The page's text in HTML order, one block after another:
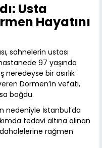
Usta
Hayatını
sahnelerin ustası
97 yaşında
bir asırlık
Dormen’in vefatı,
boğdu.
nedeniyle İstanbul’da
tedavi altına alınan
rağmen